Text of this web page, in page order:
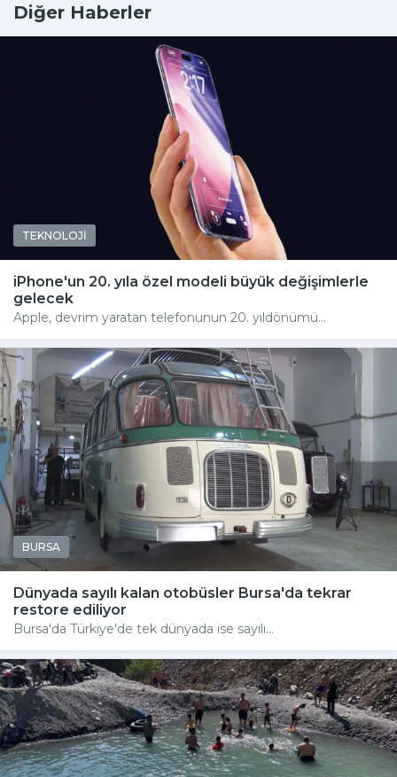
Diğer Haberler
TEKNOLOJİ
iPhone'un 20. yıla özel modeli büyük değişimlerle
gelecek
Apple, devrim yaratan telefonunun 20. yıldönümü...
BURSA
Dünyada sayılı kalan otobüsler Bursa'da tekrar
restore ediliyor
Bursa'da Türkiye'de tek dünyada ise sayılı...